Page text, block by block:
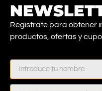
Registrate para obtener
productos, ofertas y